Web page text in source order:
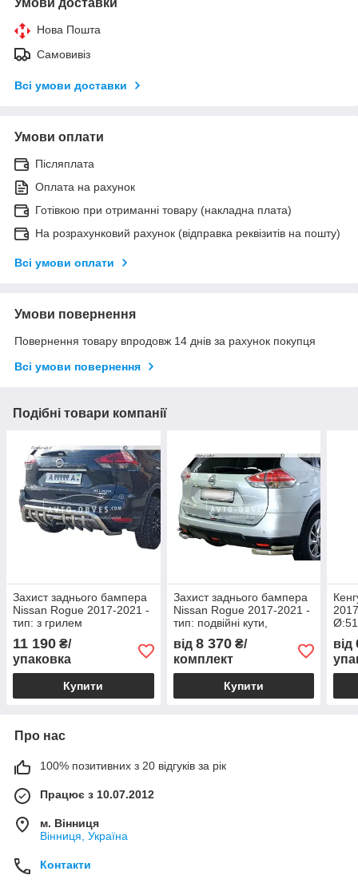
Нова Пошта
Самовивіз
Всі умови доставки
Умови оплати
Післяплата
Оплата на рахунок
Готівкою при отриманні товару (накладна плата)
На розрахунковий рахунок (відправка реквізитів на пошту)
Всі умови оплати
Умови повернення
Повернення товару впродовж 14 днів за рахунок покупця
Всі умови повернення
Подібні товари компанії
Захист заднього бампера
Nissan Rogue 2017-2021 -
тип: з грилем
11 190 ₴/
упаковка
Купити
Захист заднього бампера
Nissan Rogue 2017-2021 -
тип: подвійні кути,
від 8 370₴/
комплект
Купити
від
Про нас
100% позитивних з 20 відгуків за рік
Працює з 10.07.2012
м. Вінниця
Вінниця, Україна
Контакти